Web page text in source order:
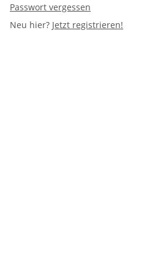
Passwort vergessen
Neu hier? Jetzt registrieren!